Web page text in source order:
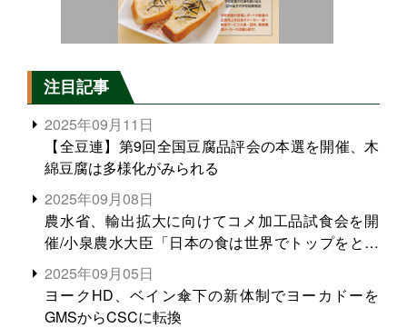
注目記事
2025年09月11日
【全豆連】第9回全国豆腐品評会の本選を開催、木
綿豆腐は多様化がみられる
2025年09月08日
農水省、輸出拡大に向けてコメ加工品試食会を開
催/小泉農水大臣「日本の食は世界でトップをとれ
る。米増産に向けて、米輸出需要の拡大を」
2025年09月05日
ヨークHD、ベイン傘下の新体制でヨーカドーを
GMSからCSCに転換